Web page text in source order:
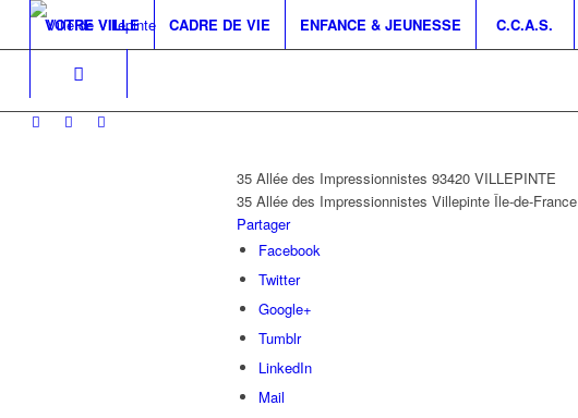
VOTRE VILLE CADRE DE VIE ENFANCE & JEUNESSE C.C.A.S.
35 Allée des Impressionnistes 93420 VILLEPINTE
35 Allée des Impressionnistes Villepinte Île-de-France
Partager
Facebook
Twitter
Google+
Tumblr
LinkedIn
Mail